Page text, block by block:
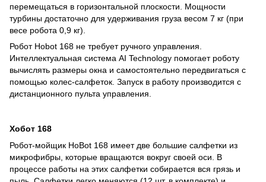
перемещаться в горизонтальной плоскости. Мощности
турбины достаточно для удерживания груза весом 7 кг (при
весе робота 0,9 кг).
Робот Hobot 168 не требует ручного управления.
Интеллектуальная система AI Technology помогает роботу
вычислять размеры окна и самостоятельно передвигаться с
помощью колес-салфеток. Запуск в работу производится с
дистанционного пульта управления.
Хобот 168
Робот-мойщик HoBot 168 имеет две большие салфетки из
микрофибры, которые вращаются вокруг своей оси. В
процессе работы на этих салфетки собирается вся грязь и